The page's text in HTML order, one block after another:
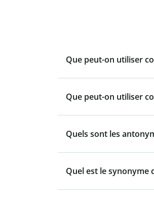
Que peut-on utiliser
Que peut-on utiliser
Quels sont les
Quel est le synonyme